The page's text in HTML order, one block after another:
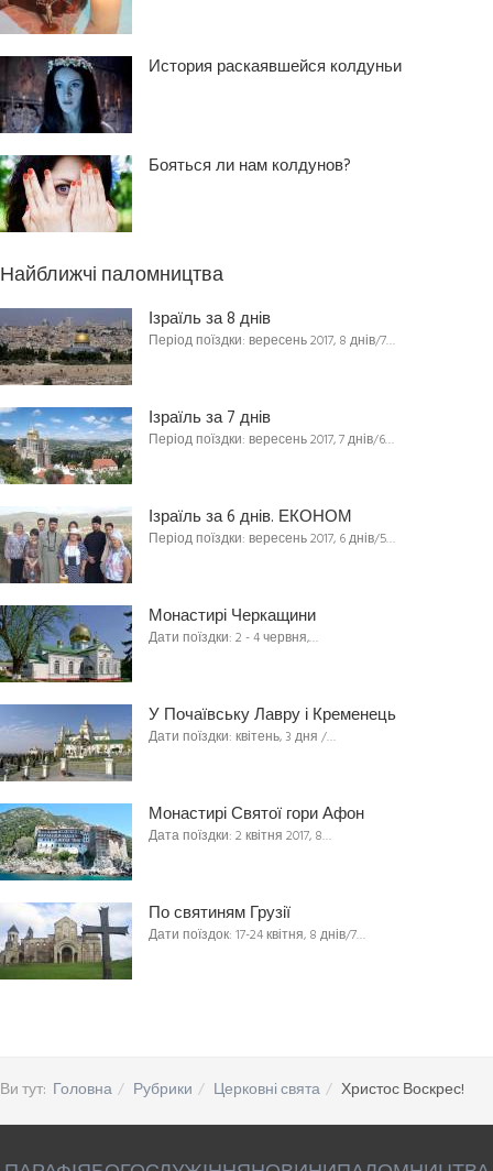
История раскаявшейся колдуньи
Бояться ли нам колдунов?
Найближчі паломництва
Ізраїль за 8 днів
Період поїздки: вересень 2017, 8 днів/7…
Ізраїль за 7 днів
Період поїздки: вересень 2017, 7 днів/6…
Ізраїль за 6 днів. ЕКОНОМ
Період поїздки: вересень 2017, 6 днів/5…
Монастирі Черкащини
Дати поїздки: 2 - 4 червня,…
У Почаївську Лавру і Кременець
Дати поїздки: квітень, 3 дня /…
Монастирі Святої гори Афон
Дата поїздки: 2 квітня 2017, 8…
По святиням Грузії
Дати поїздок: 17-24 квітня, 8 днів/7…
Ви тут: Головна Рубрики Церковні свята Христос Воскрес!